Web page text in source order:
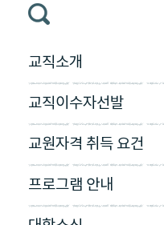
교직소개
교직이수자선발
교원자격 취득 요건
프로그램 안내